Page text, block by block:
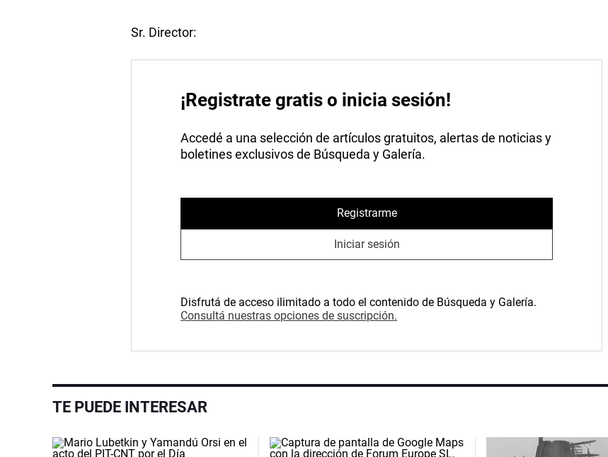
Sr. Director:
¡Registrate gratis o inicia sesión!
Accedé a una selección de artículos gratuitos, alertas de noticias y
boletines exclusivos de Búsqueda y Galería.
Registrarme
Iniciar sesión
Disfrutá de acceso ilimitado a todo el contenido de Búsqueda y Galería.
Consultá nuestras opciones de suscripción.
TE PUEDE INTERESAR